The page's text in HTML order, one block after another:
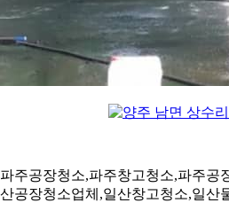
파주공장청소,파주창고청소,파주공
산공장청소업체,일산창고청소,일산